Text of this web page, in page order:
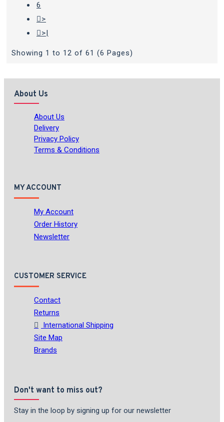
6
>
>|
Showing 1 to 12 of 61 (6 Pages)
About Us
About Us
Delivery
Privacy Policy
Terms & Conditions
MY ACCOUNT
My Account
Order History
Newsletter
CUSTOMER SERVICE
Contact
Returns
International Shipping
Site Map
Brands
Don't want to miss out?
Stay in the loop by signing up for our newsletter